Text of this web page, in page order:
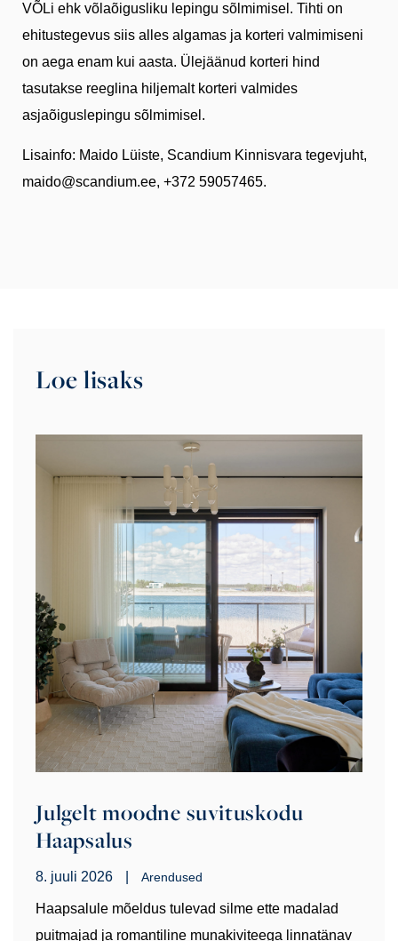
VÕLi ehk võlaõigusliku lepingu sõlmimisel. Tihti on
ehitustegevus siis alles algamas ja korteri valmimiseni
on aega enam kui aasta. Ülejäänud korteri hind
tasutakse reeglina hiljemalt korteri valmides
asjaõiguslepingu sõlmimisel.
Lisainfo: Maido Lüiste, Scandium Kinnisvara tegevjuht,
maido@scandium.ee, +372 59057465.
Loe lisaks
Julgelt moodne suvituskodu
Haapsalus
8. juuli 2026 Arendused
Haapsalule mõeldus tulevad silme ette madalad
puitmajad ja romantiline munakiviteega linnatänav